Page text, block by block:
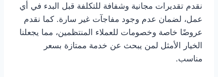
نقدم تقديرات مجانية وشفافة للتكلفة قبل البدء في أي
عمل، لضمان عدم وجود مفاجآت غير سارة. كما نقدم
عروضًا خاصة وخصومات للعملاء المنتظمين، مما يجعلنا
الخيار الأمثل لمن يبحث عن خدمة ممتازة بسعر
مناسب.